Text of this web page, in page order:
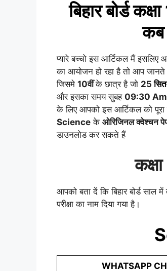
बिहार बोर्ड
कब
प्यारे बच्चो इस आर्टिकल मैं
का आयोजन हो रहा है तो आप जानते हैं
जिसमे 10वींके छात्र है जो 25
और इसका समय सुबह 09:30
के लिए आपको इस आर्टिकल को पूरा
Science के ओरिजिनल क्वेश्चन
डाउनलोड कर सकते हैं
आपको बता दें कि बिहार बोर्ड साल
परीक्षा का नाम दिया गया है।
WHATSAPP